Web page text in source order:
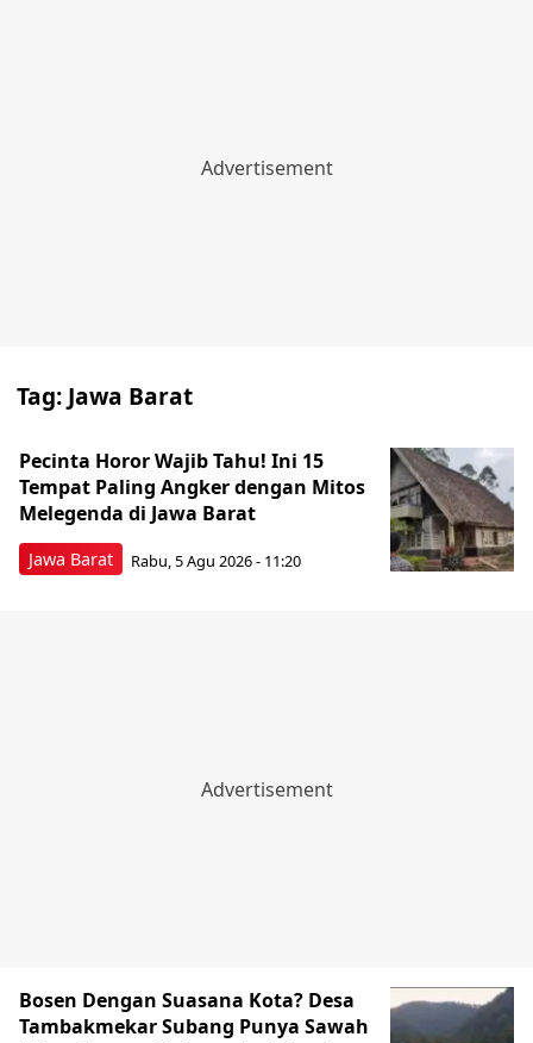
Tag: Jawa Barat
Jawa Barat
Pecinta Horor Wajib Tahu! Ini 15
Tempat Paling Angker dengan Mitos
Melegenda di Jawa Barat
Rabu, 5 Agu 2026 - 11:20
Bosen Dengan Suasana Kota? Desa
Tambakmekar Subang Punya Sawah